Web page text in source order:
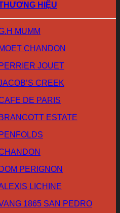
HIỆU
MUMM
MOET CHANDON
PERRIER JOUET
CREEK
DE PARIS
BRANCOTT ESTATE
PENFOLDS
DOM PERIGNON
LICHINE
1865 SAN PEDRO